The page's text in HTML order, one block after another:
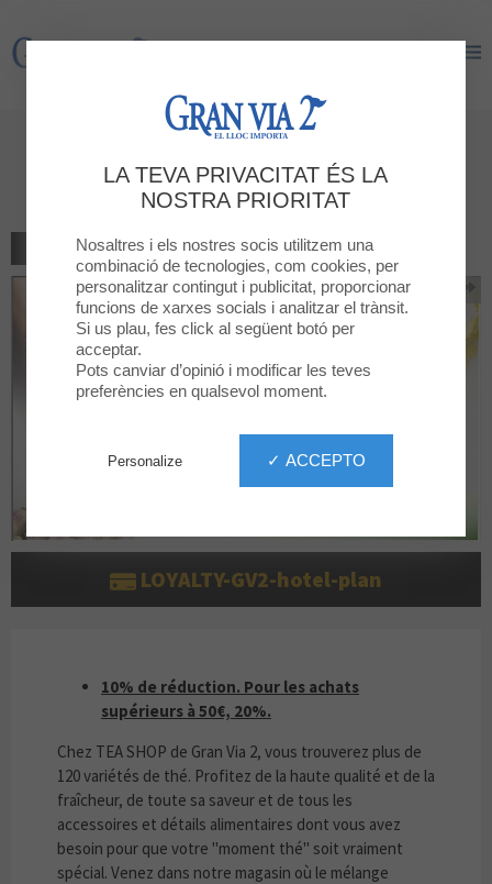
Gran Via 2
10% de réduction. Pour les
achats supérieurs à 50€, 20%
TORNAR AL LLISTAT
LOYALTY-GV2-hotel-plan
10% DE RÉDUCTION. POUR LES ACHATS
10% de réduction. Pour les achats
supérieurs à 50€, 20%.
Chez TEA SHOP de Gran Via 2, vous trouverez plus de
120 variétés de thé. Profitez de la haute qualité et de la
fraîcheur, de toute sa saveur et de tous les
accessoires et détails alimentaires dont vous avez
besoin pour que votre "moment thé" soit vraiment
spécial. Venez dans notre magasin où le mélange
LA TEVA PRIVACITAT ÉS LA
NOSTRA PRIORITAT
Nosaltres i els nostres socis utilitzem una
combinació de tecnologies, com cookies, per
personalitzar contingut i publicitat, proporcionar
funcions de xarxes socials i analitzar el trànsit.
Si us plau, fes click al següent botó per
acceptar.
Pots canviar d’opinió i modificar les teves
preferències en qualsevol moment.
✓ ACCEPTO
Personalize